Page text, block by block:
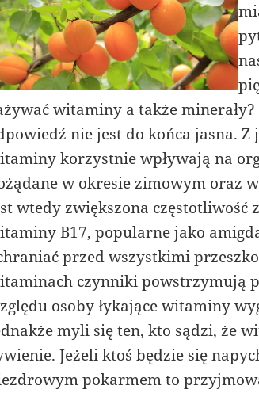
witaminy a także
nie jest do końca jasna.
korzystnie wpływają na
w okresie zimowym oraz
wtedy zwiększona częstotliwość
B17, popularne jako
przed wszystkimi
czynniki powstrzymują
osoby łykające witaminy
myli się ten, kto sądzi, że
Jeżeli ktoś będzie się
pokarmem to